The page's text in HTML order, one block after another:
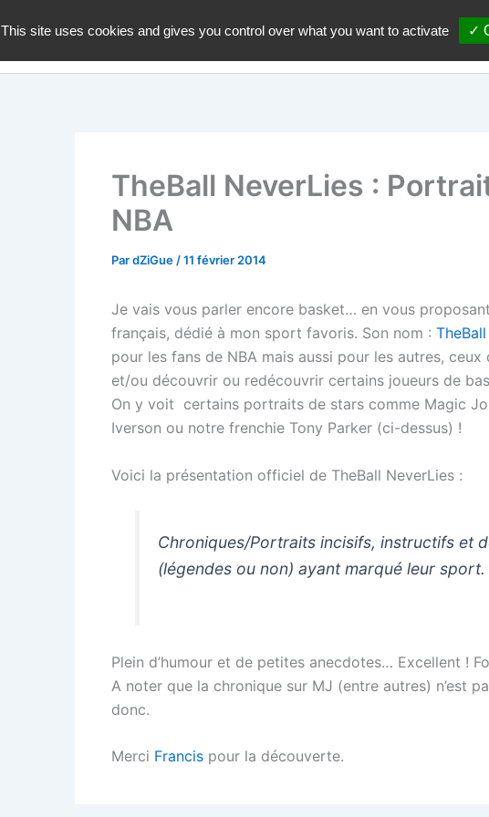
Accueil
TheBall NeverLies :
NBA
PardZiGue /11 février 2014
Je vais vous parler encore basket… en vous
français, dédié à mon sport favoris. Son nom :
pour les fans de NBA mais aussi pour les autres,
et/ou découvrir ou redécouvrir certains joueurs de
On y voit certains portraits de stars comme Magic
Iverson ou notre frenchie Tony Parker (ci-dessus) !
Voici la présentation officiel de TheBall NeverLies :
Chroniques/Portraits incisifs, instructifs et
(légendes ou non) ayant marqué leur sport.
Plein d’humour et de petites anecdotes… Excellent !
A noter que la chronique sur MJ (entre autres) n’est
donc.
Merci Francis pour la découverte.
This site uses cookies and gives you control over what you want to activate ✓